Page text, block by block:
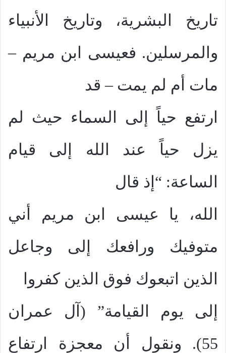
تاريخ البشرية، وتاريخ الأنبياء
والمرسلين. فعيسى ابن مريم –
مات أم لم يمت – قد
ارتفع حياً إلى السماء حيث لم
يزل حياً عند الله إلى قيام
الساعة: “إذ قال
الله، يا عيسى ابن مريم أني
متوفيك ورافعك إلى وجاعل
الذين اتبعوك فوق الذين كفروا
إلى يوم القيامة” (آل عمران
55). ونقول أن معجزة ارتفاع